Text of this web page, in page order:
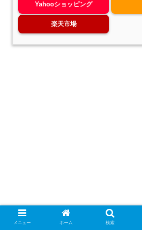
Yahooショッピング
楽天市場
メニュー ホーム 検索